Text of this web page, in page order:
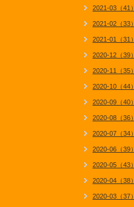
2021-03（41）
2021-02（33）
2021-01（31）
2020-12（39）
2020-11（35）
2020-10（44）
2020-09（40）
2020-08（36）
2020-07（34）
2020-06（39）
2020-05（43）
2020-04（38）
2020-03（37）